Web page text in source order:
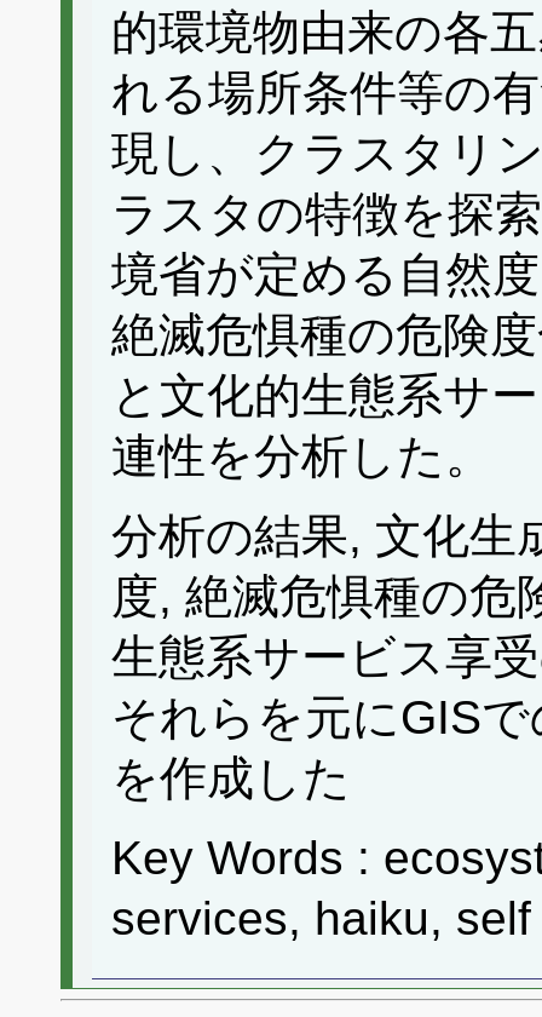
的環境物由来の各
れる場所条件等の
現し、クラスタリ
ラスタの特徴を探
境省が定める自然
絶滅危惧種の危険
と文化的生態系サ
連性を分析した。
分析の結果, 文化生
度, 絶滅危惧種の危
生態系サービス享
それらを元にGIS
を作成した
Key Words :
services, haiku,